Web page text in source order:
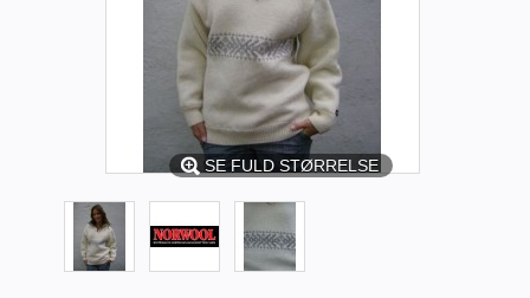
SE FULD STØRRELSE